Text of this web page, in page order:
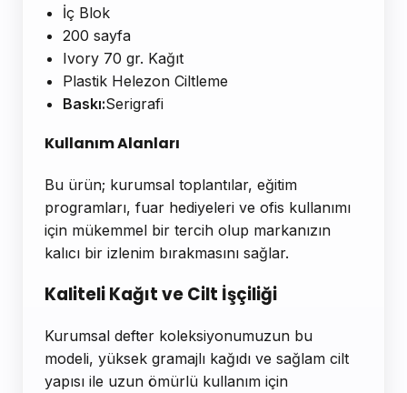
İç Blok
200 sayfa
Ivory 70 gr. Kağıt
Plastik Helezon Ciltleme
Baskı:Serigrafi
Kullanım Alanları
Bu ürün; kurumsal toplantılar, eğitim
programları, fuar hediyeleri ve ofis kullanımı
için mükemmel bir tercih olup markanızın
kalıcı bir izlenim bırakmasını sağlar.
Kaliteli Kağıt ve Cilt İşçiliği
Kurumsal defter koleksiyonumuzun bu
modeli, yüksek gramajlı kağıdı ve sağlam cilt
yapısı ile uzun ömürlü kullanım için